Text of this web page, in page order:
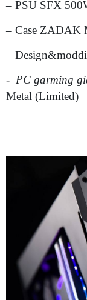
– PSU SFX
– Case ZADAK
–
- PC garming
Metal (Limited)